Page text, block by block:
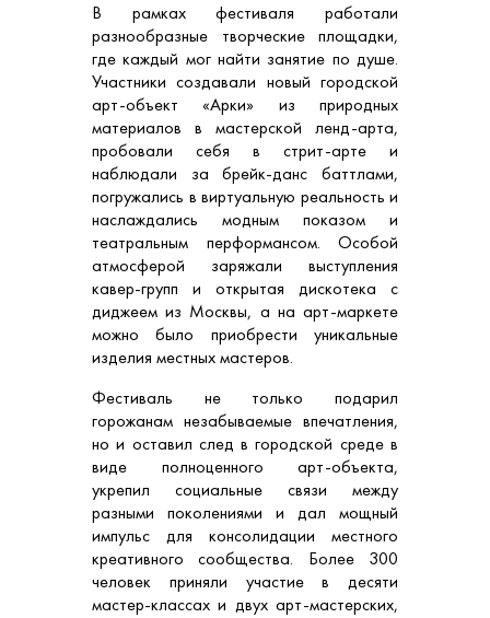
В рамках фестиваля работали
разнообразные творческие площадки,
где каждый мог найти занятие по душе.
Участники создавали новый городской
арт-объект «Арки» из природных
материалов в мастерской ленд-арта,
пробовали себя в стрит-арте и
наблюдали за брейк-данс баттлами,
погружались в виртуальную реальность и
наслаждались модным показом и
театральным перформансом. Особой
атмосферой заряжали выступления
кавер-групп и открытая дискотека с
диджеем из Москвы, а на арт-маркете
можно было приобрести уникальные
изделия местных мастеров.
Фестиваль не только подарил
горожанам незабываемые впечатления,
но и оставил след в городской среде в
виде полноценного арт-объекта,
укрепил социальные связи между
разными поколениями и дал мощный
импульс для консолидации местного
креативного сообщества. Более 300
человек приняли участие в десяти
мастер-классах и двух арт-мастерских,